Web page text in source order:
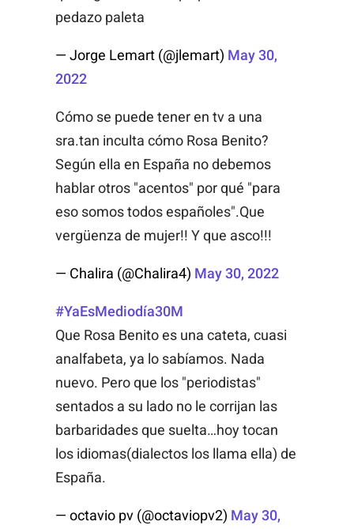
pedazo paleta
— Jorge Lemart (@jlemart) May 30,
2022
Cómo se puede tener en tv a una
sra.tan inculta cómo Rosa Benito?
Según ella en España no debemos
hablar otros "acentos" por qué "para
eso somos todos españoles".Que
vergüenza de mujer!! Y que asco!!!
— Chalira (@Chalira4) May 30, 2022
#YaEsMediodía30M
Que Rosa Benito es una cateta, cuasi
analfabeta, ya lo sabíamos. Nada
nuevo. Pero que los "periodistas"
sentados a su lado no le corrijan las
barbaridades que suelta…hoy tocan
los idiomas(dialectos los llama ella) de
España.
— octavio pv (@octaviopv2) May 30,